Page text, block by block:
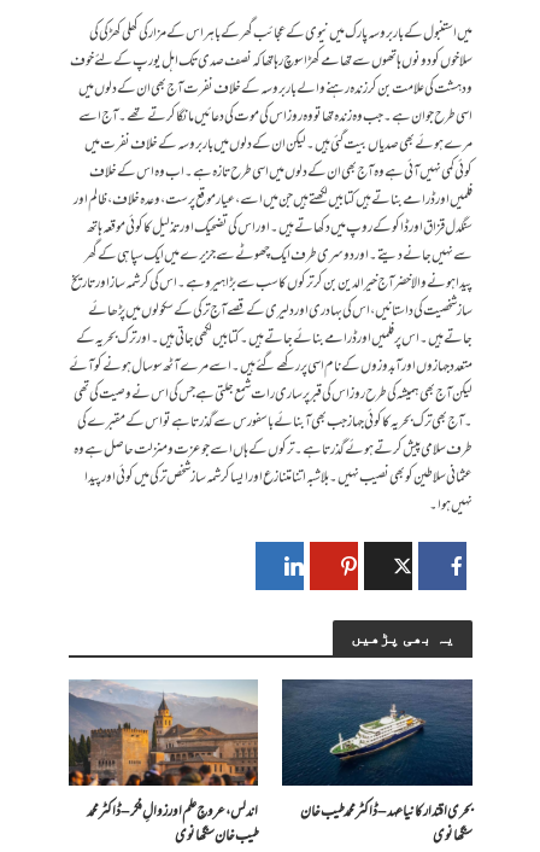
میں استنبول کے باربروسہ پارک میں نیوی کے عجائب گھر کے باہر اس کے مزار کی کھلی کھڑکی کی
سلاخوں کو دونوں ہاتھوں سے تھامے کھڑا سوچ رہا تھا کہ نصف صدی تک اہل یورپ کے لئے خوف
و دہشت کی علامت بن کر زندہ رہنے والے باربروسہ کے خلاف نفرت آج بھی ان کے دلوں میں
اسی طرح جوان ہے ۔جب وہ زندہ تھا تو وہ روز اس کی موت کی دعائیں مانگا کرتے تھے ۔ آج اسے
مرے ہوئے بھی صدیاں بیت گئی ہیں ۔ لیکن ان کے دلوں میں باربروسہ کے خلاف نفرت میں
کوئی کمی نہیں آئی ہے وہ آج بھی ان کے دلوں میں اسی طرح تازہ ہے ۔ اب وہ اس کے خلاف
فلمیں اور ڈرا مے بناتے ہیں کتابیں لکھتے ہیں جن میں اسے ، عیار موقع پرست ،وعدہ خلاف ، ظالم اور
سنگدل قزاق اور ڈاکو کے روپ میں دکھاتے ہیں ۔ اور اس کی تضحیک اور تذلیل کا کوئی موقعہ ہاتھ
سے نہیں جانے دیتے ۔ اور دوسری طرف ایک چھوٹے سے جزیرے میں ایک سپاہی کے گھر
پیدا ہونے والا خضر آج خیرالدین بن کر ترکوں کا سب سے بڑا ہیرو ہے ۔ اس کی کرشمہ ساز اورتاریخ
ساز شخصیت کی داستانیں ، اس کی بہادری اور دلیری کے قصے آج ترکی کے سکولوں میں پڑھائے
جاتے ہیں ۔ اس پر فلمیں اور ڈرامے بنائے جاتے ہیں ۔ کتابیں لکھی جاتی ہیں ۔ اورترک بحریہ کے
متعدد جہازوں اور آبدوزوں کے نام اسی پررکھے گئے ہیں۔ اسے مرے آٹھ سو سال ہونے کو آئے
لیکن آج بھی ہمیشہ کی طرح روز اس کی قبر پر ساری رات شمع جلتی ہے جس کی اس نے وصیت کی تھی
۔ آج بھی ترک بحریہ کا کوئی جہاز جب بھی آبنائے باسفورس سے گذرتا ہے تو اس کے مقبرے کی
طرف سلامی پیش کرتے ہوئے گذرتا ہے۔ ترکوں کے ہاں اسے جو عزت ومنزلت حاصل ہے وہ
عثمانی سلاطین کو بھی نصیب نہیں ۔ بلاشبہ اتنا متنازع اور ایسا کرشمہ ساز شخص ترکی میں کوئی اور پیدا
نہیں ہوا۔
یہ بھی پڑھیں
بحری اقتدار کا نیا عہد – ڈاکٹر محمد طیب خان
سنگھانوی
اندلس، عروجِ علم اور زوالِ فکر – ڈاکٹر محمد
طیب خان سنگھانوی